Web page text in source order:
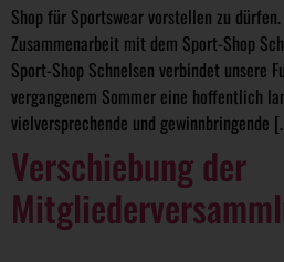
Shop für Sportswear vorstellen zu
Zusammenarbeit mit dem Sport-Shop
Sport-Shop Schnelsen verbindet unsere
vergangenem Sommer eine hoffentlich
vielversprechende und gewinnbringende
Verschiebung der